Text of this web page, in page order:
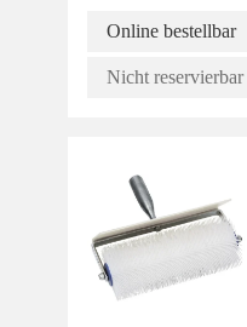
Online bestellbar
Nicht reservierbar